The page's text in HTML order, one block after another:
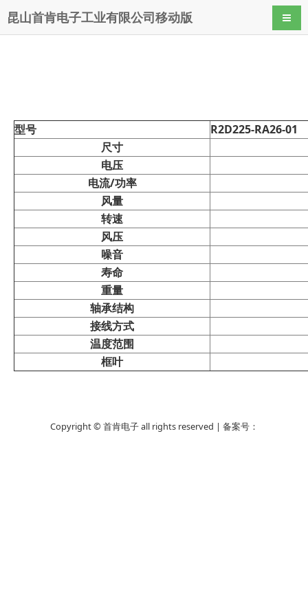
昆山首肯电子工业有限公司移动版 导航
型号
R2D225-RA26-01
尺寸
电压
电流/功率
风量
转速
风压
噪音
寿命
重量
轴承结构
接线方式
温度范围
框叶
Copyright © 首肯电子 all rights reserved | 备案号：